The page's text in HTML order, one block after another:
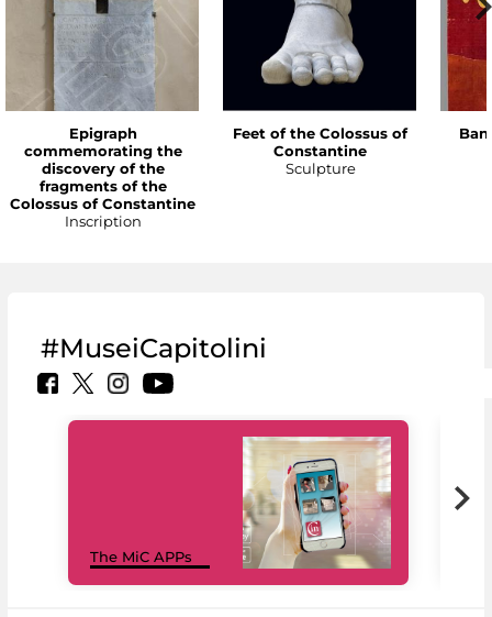
Epigraph
commemorating the
discovery of the
fragments of the
Colossus of Constantine
Inscription
Feet of the Colossus of
Constantine
Sculpture
#MuseiCapitolini
The MiC APPs